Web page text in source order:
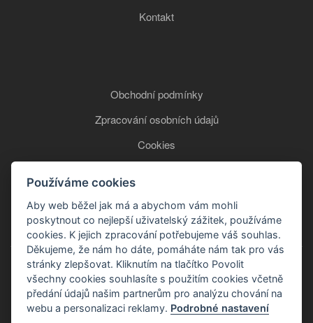
Kontakt
Obchodní podmínky
Zpracování osobních údajů
Cookies
+420 777 850 465
Používáme cookies
Aby web běžel jak má a abychom vám mohli
poskytnout co nejlepší uživatelský zážitek, používáme
cookies. K jejich zpracování potřebujeme váš souhlas.
Děkujeme, že nám ho dáte, pomáháte nám tak pro vás
stránky zlepšovat. Kliknutím na tlačítko Povolit
všechny cookies souhlasíte s použitím cookies včetně
předání údajů našim partnerům pro analýzu chování na
webu a personalizaci reklamy. Podrobné nastavení